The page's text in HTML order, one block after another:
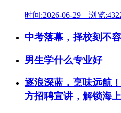
时间:2026-06-29 浏览
中考落幕，择校刻不容
男生学什么专业好
逐浪深蓝，烹味远航
方招聘宣讲，解锁海